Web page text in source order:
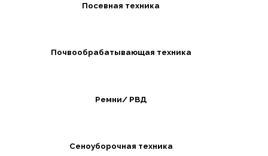
Посевная техника
Почвообрабатывающая техника
Ремни/ РВД
Сеноуборочная техника